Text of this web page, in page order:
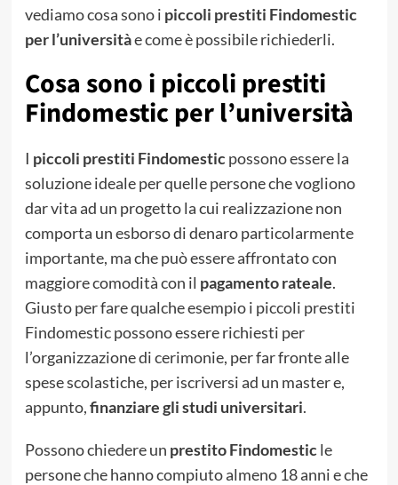
vediamo cosa sono i piccoli prestiti Findomestic
per l’universitàe come è possibile richiederli.
Cosa sono i piccoli prestiti
Findomestic per l’università
I piccoli prestiti Findomesticpossono essere la
soluzione ideale per quelle persone che vogliono
dar vita ad un progetto la cui realizzazione non
comporta un esborso di denaro particolarmente
importante, ma che può essere affrontato con
maggiore comodità con il pagamento rateale.
Giusto per fare qualche esempio i piccoli prestiti
Findomestic possono essere richiesti per
l’organizzazione di cerimonie, per far fronte alle
spese scolastiche, per iscriversi ad un master e,
appunto,finanziare gli studi universitari.
Possono chiedere un prestito Findomesticle
persone che hanno compiuto almeno 18 anni e che